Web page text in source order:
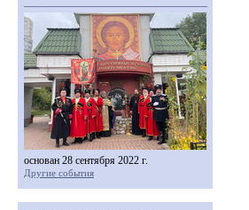
основан 28 сентября 2022 г.
Другие события